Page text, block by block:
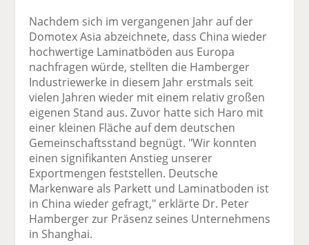
Nachdem sich im vergangenen Jahr auf der
Domotex Asia abzeichnete, dass China wieder
hochwertige Laminatböden aus Europa
nachfragen würde, stellten die Hamberger
Industriewerke in diesem Jahr erstmals seit
vielen Jahren wieder mit einem relativ großen
eigenen Stand aus. Zuvor hatte sich Haro mit
einer kleinen Fläche auf dem deutschen
Gemeinschaftsstand begnügt. "Wir konnten
einen signifikanten Anstieg unserer
Exportmengen feststellen. Deutsche
Markenware als Parkett und Laminatboden ist
in China wieder gefragt," erklärte Dr. Peter
Hamberger zur Präsenz seines Unternehmens
in Shanghai.